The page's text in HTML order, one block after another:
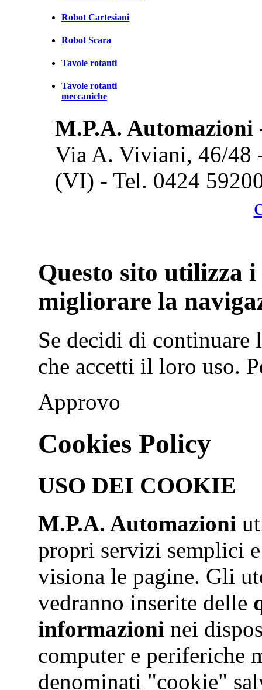
Robot Cartesiani
Robot Scara
Tavole rotanti
Tavole rotanti
meccaniche
M.P.A. Automazioni
Via A. Viviani, 46/48
(VI) - Tel. 0424
Questo sito utilizza
migliorare la
Se decidi di continuare
che accetti il loro uso.
Approvo
Cookies Policy
USO DEI COOKIE
M.P.A. Automazioni
propri servizi semplici
visiona le pagine. Gli
vedranno inserite delle
informazioni nei
computer e
denominati "cookie"